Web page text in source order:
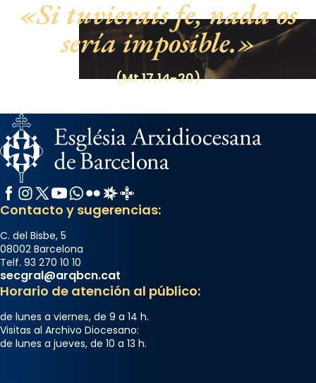
Si tuvierais fe, nada os
sería imposible.
(Mt 17,14-20)
Facebook
Instagram
X / Twitter
YouTube
WhatsApp
FlickrRadio Estel
Catalunya Cristiana
Contacto y sugerencias:
C. del Bisbe, 5
08002 Barcelona
Telf. 93 270 10 10
secgral@arqbcn.cat
Horario de atención al público:
de lunes a viernes, de 9 a 14 h.
Visitas al Archivo Diocesano:
de lunes a jueves, de 10 a 13 h.